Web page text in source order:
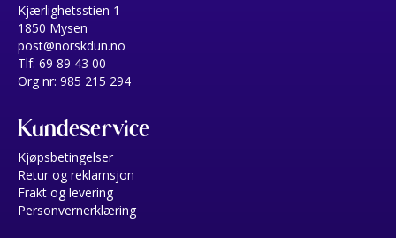
Kjærlighetsstien 1
1850 Mysen
post@norskdun.no
Tlf: 69 89 43 00
Org nr: 985 215 294
Kundeservice
Kjøpsbetingelser
Retur og reklamsjon
Frakt og levering
Personvernerklæring